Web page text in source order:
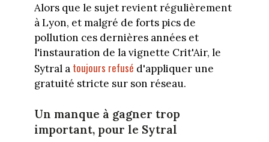
Alors que le sujet revient régulièrement
à Lyon, et malgré de forts pics de
pollution ces dernières années et
l'instauration de la vignette Crit'Air, le
Sytral a toujours refusé d'appliquer une
gratuité stricte sur son réseau.
Un manque à gagner trop
important, pour le Sytral